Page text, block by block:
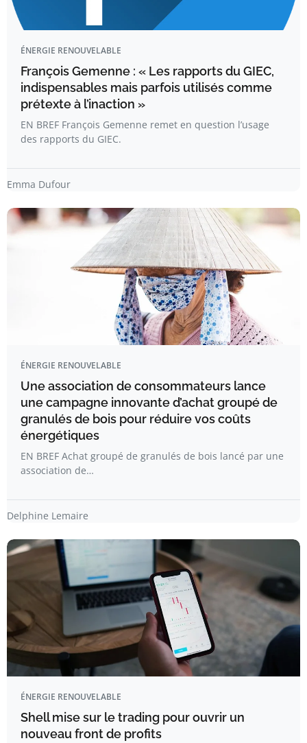
ÉNERGIE RENOUVELABLE
François Gemenne : « Les rapports du GIEC,
indispensables mais parfois utilisés comme
prétexte à l’inaction »
EN BREF François Gemenne remet en question l’usage
des rapports du GIEC.
Emma Dufour
ÉNERGIE RENOUVELABLE
Une association de consommateurs lance
une campagne innovante d’achat groupé de
granulés de bois pour réduire vos coûts
énergétiques
EN BREF Achat groupé de granulés de bois lancé par une
association de…
Delphine Lemaire
ÉNERGIE RENOUVELABLE
Shell mise sur le trading pour ouvrir un
nouveau front de profits